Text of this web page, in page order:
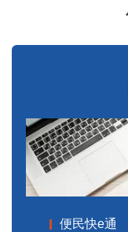
便民快e通